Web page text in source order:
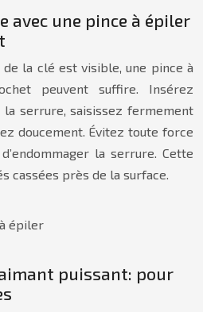
avec une pince à épiler
la clé est visible, une pince à
peuvent suffire. Insérez
la serrure, saisissez fermement
doucement. Évitez toute force
la serrure. Cette
cassées près de la surface.
puissant: pour